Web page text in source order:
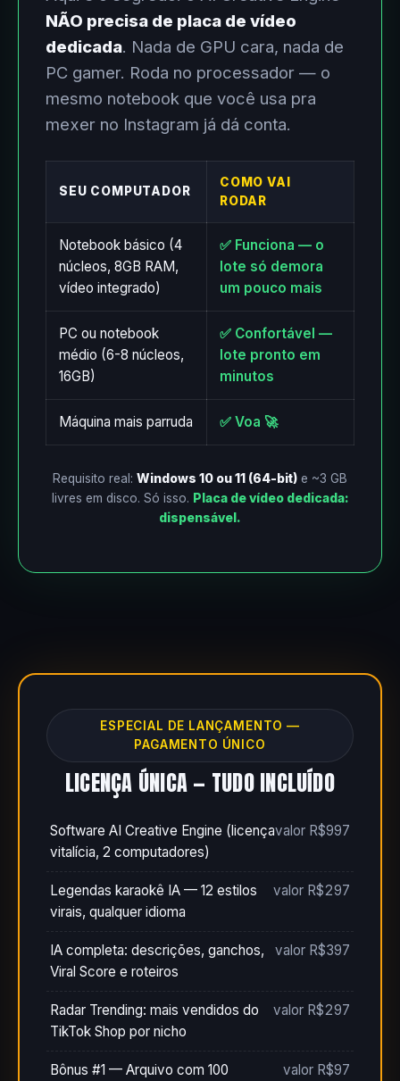
NÃO precisa de placa de vídeo
dedicada. Nada de GPU cara, nada de
PC gamer. Roda no processador — o
mesmo notebook que você usa pra
mexer no Instagram já dá conta.
SEU COMPUTADOR
COMO VAI
RODAR
Notebook básico (4
núcleos, 8GB RAM,
vídeo integrado)
✅ Funciona — o
lote só demora
um pouco mais
PC ou notebook
médio (6-8 núcleos,
16GB)
✅ Confortável —
lote pronto em
minutos
Máquina mais parruda ✅ Voa 🚀
Requisito real: Windows 10 ou 11 (64-bit) e ~3 GB
livres em disco. Só isso. Placa de vídeo dedicada:
dispensável.
ESPECIAL DE LANÇAMENTO —
PAGAMENTO ÚNICO
LICENÇA ÚNICA — TUDO INCLUÍDO
Software AI Creative Engine (licença
vitalícia, 2 computadores)
valor R$997
Legendas karaokê IA — 12 estilos
virais, qualquer idioma
valor R$297
IA completa: descrições, ganchos,
Viral Score e roteiros
valor R$397
Radar Trending: mais vendidos do
TikTok Shop por nicho
valor R$297
Bônus #1 — Arquivo com 100 valor R$97